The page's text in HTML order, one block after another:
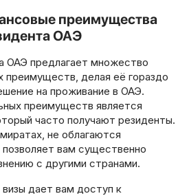
преимущества
ОАЭ
ОАЭ предлагает множество
преимуществ, делая её гораздо
на проживание в ОАЭ.
преимуществ является
часто получают резиденты.
не облагаются
вам существенно
с другими странами.
дает вам доступ к